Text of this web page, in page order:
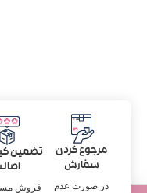
مرجوع کردن
سفارش
در صورت عدم
تضمین
فروش